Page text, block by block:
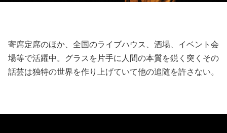
寄席定席のほか、全国のライブハウス、酒場、イベント会
場等で活躍中。グラスを片手に人間の本質を鋭く突くその
話芸は独特の世界を作り上げていて他の追随を許さない。